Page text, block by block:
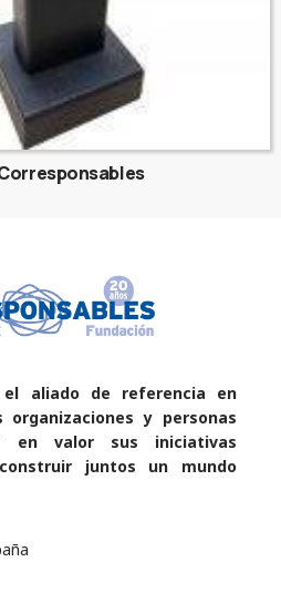
el aliado de referencia en
organizaciones y personas
en valor sus iniciativas
juntos un mundo